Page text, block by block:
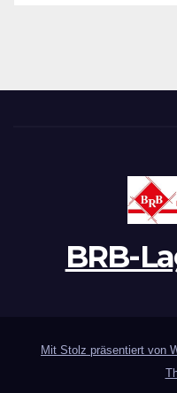
BRB-
Mit Stolz präsentiert von